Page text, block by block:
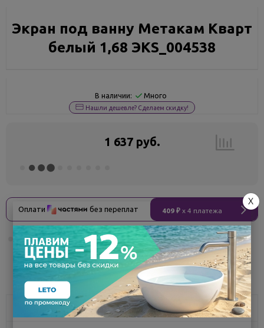
Экран под ванну Метакам Кварт
белый 1,68 ЭКS_004538
В наличии: Много
Нашли дешевле? Сделаем скидку!
1 637 руб.
Оплати без переплат 409 ₽ x 4 платежа
Поделиться
Характеристики
X